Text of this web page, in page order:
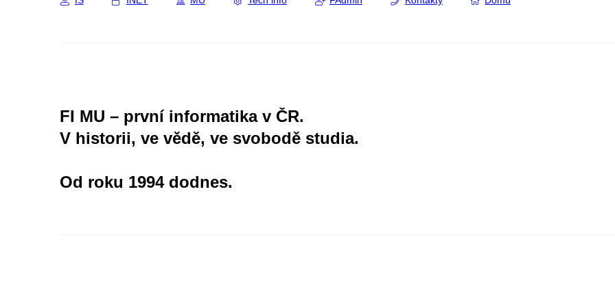
FI MU – první informatika v ČR.
V historii, ve vědě, ve svobodě studia.
Od roku 1994 dodnes.